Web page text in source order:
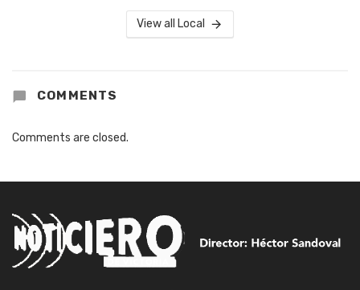
View all Local
COMMENTS
Comments are closed.